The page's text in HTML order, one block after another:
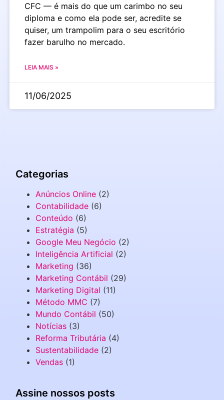
CFC — é mais do que um carimbo no seu
diploma e como ela pode ser, acredite se
quiser, um trampolim para o seu escritório
fazer barulho no mercado.
LEIA MAIS »
11/06/2025
Categorias
Anúncios Online (2)
Contabilidade (6)
Conteúdo (6)
Estratégia (5)
Google Meu Negócio (2)
Inteligência Artificial (2)
Marketing (36)
Marketing Contábil (29)
Marketing Digital (11)
Método MMC (7)
Mundo Contábil (50)
Notícias (3)
Reforma Tributária (4)
Sustentabilidade (2)
Vendas (1)
Assine nossos posts